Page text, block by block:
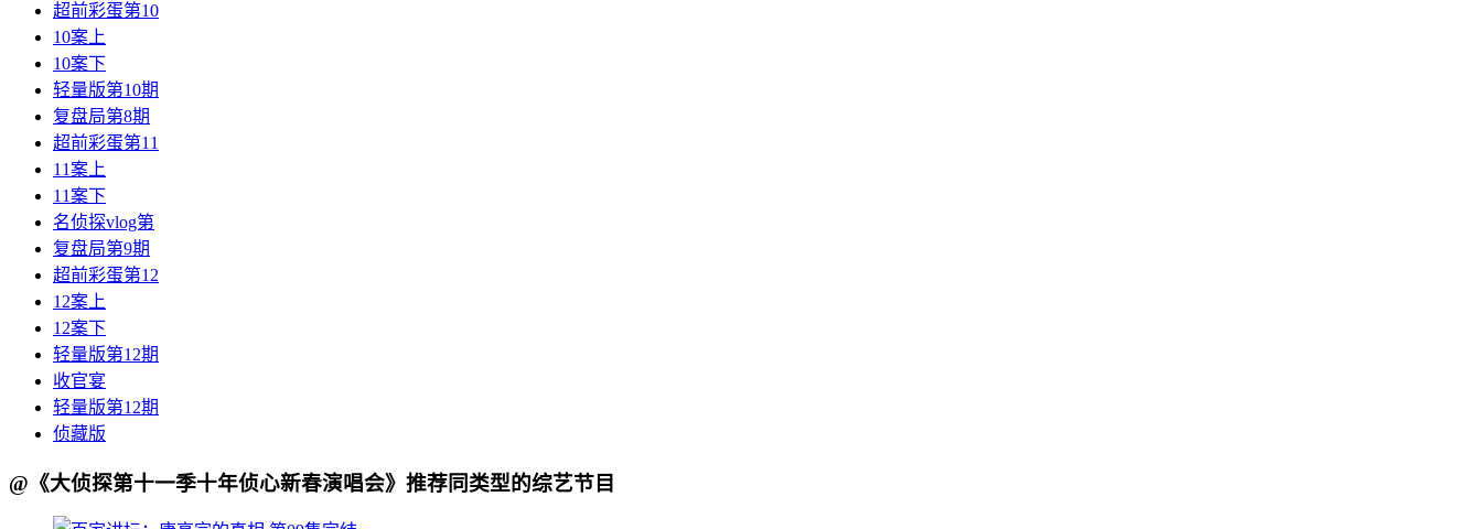
超前彩蛋第10
10案上
10案下
轻量版第10期
复盘局第8期
超前彩蛋第11
11案上
11案下
名侦探vlog第
复盘局第9期
超前彩蛋第12
12案上
12案下
轻量版第12期
收官宴
轻量版第12期
侦藏版
@《大侦探第十一季十年侦心新春演唱会》推荐同类型的综艺节目